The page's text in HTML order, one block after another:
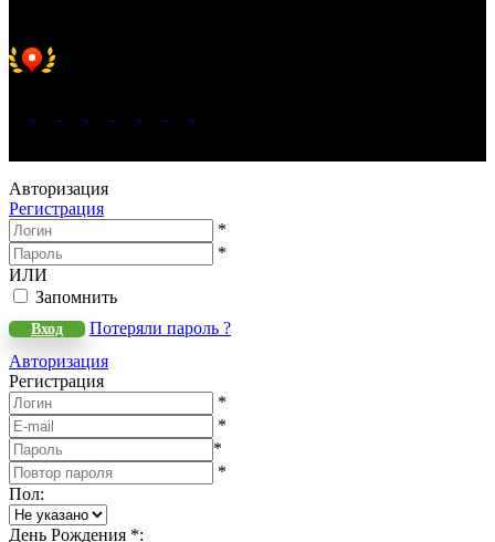
Авторизация
Регистрация
*
*
ИЛИ
Запомнить
Вход
Потеряли пароль ?
Авторизация
Регистрация
*
*
*
*
Пол:
День Рождения *: